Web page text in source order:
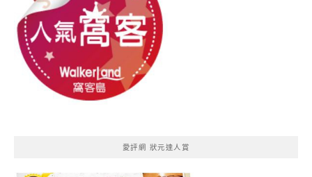
愛評網 狀元達人賞